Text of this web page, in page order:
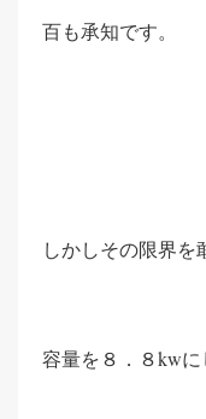
百も承知です。
しかしその限界を
容量を８．８kwに